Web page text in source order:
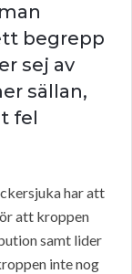
begrepp
sej av
sällan,
fel
har att
att kroppen
samt lider
inte nog